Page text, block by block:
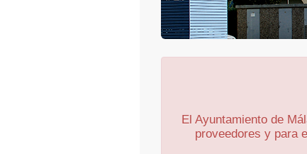
El Ayuntamiento de
proveedores y para